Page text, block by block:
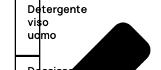
Detergente
viso
uomo